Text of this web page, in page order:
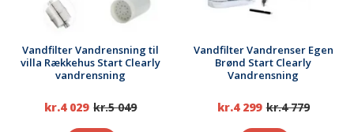
Vandfilter Vandrensning til
villa Rækkehus Start Clearly
vandrensning
kr.4 029 kr.5 049
Vandfilter Vandrenser Egen
Brønd Start Clearly
Vandrensning
kr.4 299 kr.4 779